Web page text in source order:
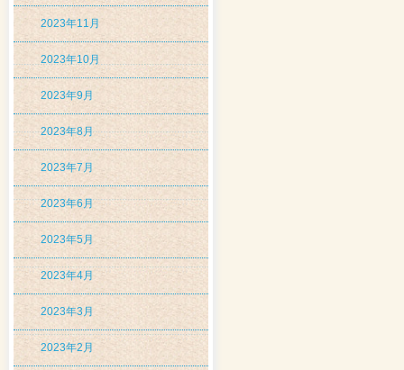
2023年11月
2023年10月
2023年9月
2023年8月
2023年7月
2023年6月
2023年5月
2023年4月
2023年3月
2023年2月